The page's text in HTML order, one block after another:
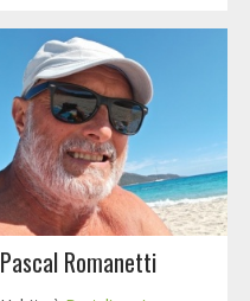
Pascal Romanetti